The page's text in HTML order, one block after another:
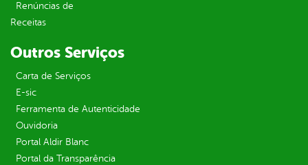
Renúncias de
Receitas
Outros Serviços
Carta de Serviços
E-sic
Ferramenta de Autenticidade
Ouvidoria
Portal Aldir Blanc
Portal da Transparência